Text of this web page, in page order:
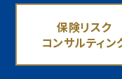
保険リスク
コンサルティン